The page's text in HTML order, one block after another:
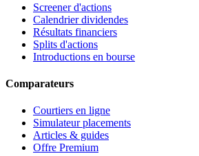
Screener d'actions
Calendrier dividendes
Résultats financiers
Splits d'actions
Introductions en bourse
Comparateurs
Courtiers en ligne
Simulateur placements
Articles & guides
Offre Premium